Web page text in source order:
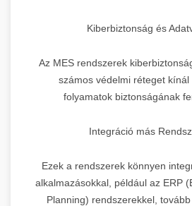
Kiberbiztonság és
Az MES rendszerek
számos védelmi réteget kínál
folyamatok biztonságának
Integráció más
Ezek a rendszerek könnyen
alkalmazásokkal, például az ERP
Planning) rendszerekkel,